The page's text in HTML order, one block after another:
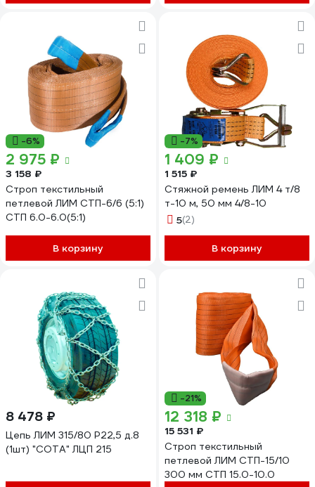
-6%
2 975 ₽
3 158 ₽
Строп текстильный
петлевой ЛИМ СТП-6/6 (5:1)
СТП 6.0-6.0(5:1)
В корзину
-7%
1 409 ₽
1 515 ₽
Стяжной ремень ЛИМ 4 т/8
т-10 м, 50 мм 4/8-10
5(2)
В корзину
8 478 ₽
Цепь ЛИМ 315/80 Р22,5 д.8
(1шт) "СОТА" ЛЦП 215
-21%
12 318 ₽
15 531 ₽
Строп текстильный
петлевой ЛИМ СТП-15/10
300 мм СТП 15.0-10.0